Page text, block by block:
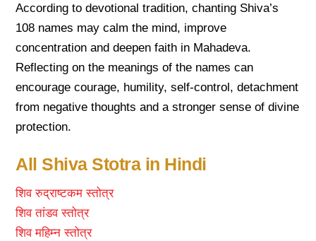
According to devotional tradition, chanting Shiva’s
108 names may calm the mind, improve
concentration and deepen faith in Mahadeva.
Reflecting on the meanings of the names can
encourage courage, humility, self-control, detachment
from negative thoughts and a stronger sense of divine
protection.
All Shiva Stotra in Hindi
शिव रुद्राष्टकम स्तोत्र
शिव तांडव स्तोत्र
शिव महिम्न स्तोत्र